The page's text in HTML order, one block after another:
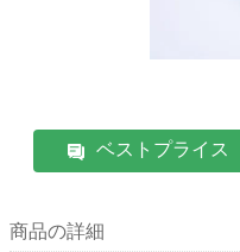
ベストプライス
商品の詳細